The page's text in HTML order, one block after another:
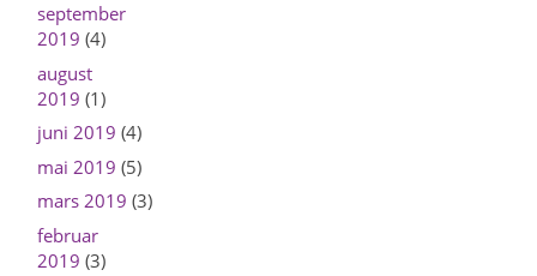
september
2019 (4)
august
2019 (1)
juni 2019 (4)
mai 2019 (5)
mars 2019 (3)
februar
2019 (3)